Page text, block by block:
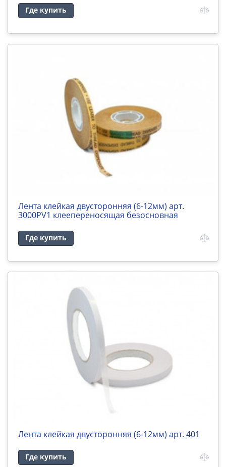
Где купить
Лента клейкая двусторонняя (6-12мм) арт.
3000PV1 клеепереносящая безосновная
Где купить
Лента клейкая двусторонняя (6-12мм) арт. 401
Где купить